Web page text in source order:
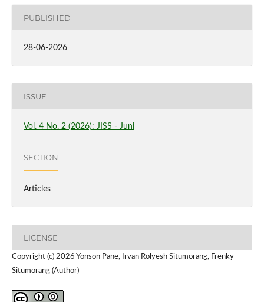
PUBLISHED
28-06-2026
ISSUE
Vol. 4 No. 2 (2026): JISS - Juni
SECTION
Articles
LICENSE
Copyright (c) 2026 Yonson Pane, Irvan Rolyesh Situmorang, Frenky
Situmorang (Author)